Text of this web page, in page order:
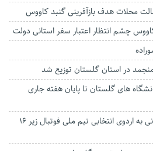
محلات هدف بازآفرینی گنبد کاووس
چشم انتظار اعتبار سفر استانی دولت
های گلستان تا پایان هفته جاری
دعوت از ۴ فوتبالیست گلستانی به اردوی انتخابی تیم ملی فوتبال زیر ١۶